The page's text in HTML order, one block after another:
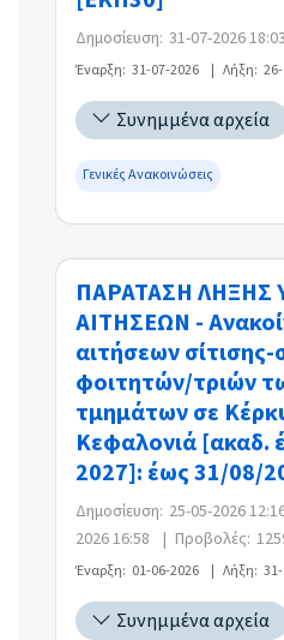
Δημοσίευση: 31-07-2026 18:03
Έναρξη: 31-07-2026 | Λήξη:
Συνημμένα αρχεία
Γενικές Ανακοινώσεις
ΠΑΡΑΤΑΣΗ ΛΗΞΗΣ
ΑΙΤΗΣΕΩΝ -
αιτήσεων
φοιτητών/τριών
τμημάτων σε
Κεφαλονιά [ακαδ.
2027]: έως 31/08/
Δημοσίευση: 25-05-2026
2026 16:58
| Προβολές:
Έναρξη: 01-06-2026 | Λήξη:
Συνημμένα αρχεία